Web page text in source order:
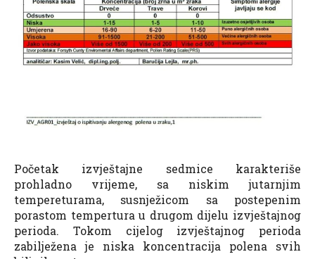
Početak izvještajne sedmice karakteriše
prohladno vrijeme, sa niskim jutarnjim
tempereturama, susnježicom sa postepenim
porastom tempertura u drugom dijelu izvještajnog
perioda. Tokom cijelog izvještajnog perioda
zabilježena je niska koncentracija polena svih